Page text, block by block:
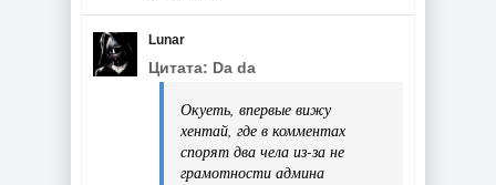
Lunar
Цитата: Da da
Окуеть, впервые вижу
хентай, где в комментах
спорят два чела из-за не
грамотности админа